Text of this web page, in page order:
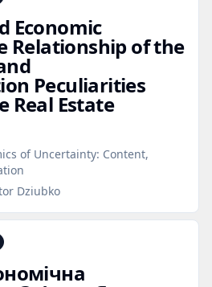
Economic
Relationship of the
Peculiarities
Real Estate
of Uncertainty: Content,
Dziubko